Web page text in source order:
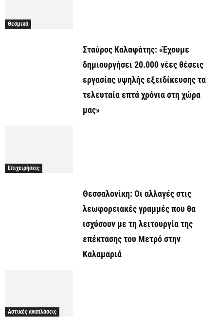
Θεσμικά
Σταύρος Καλαφάτης: «Έχουμε
δημιουργήσει 20.000 νέες θέσεις
εργασίας υψηλής εξειδίκευσης τα
τελευταία επτά χρόνια στη χώρα
μας»
Επιχειρήσεις
Θεσσαλονίκη: Οι αλλαγές στις
λεωφορειακές γραμμές που θα
ισχύσουν με τη λειτουργία της
επέκτασης του Μετρό στην
Καλαμαριά
Αστικές αναπλάσεις